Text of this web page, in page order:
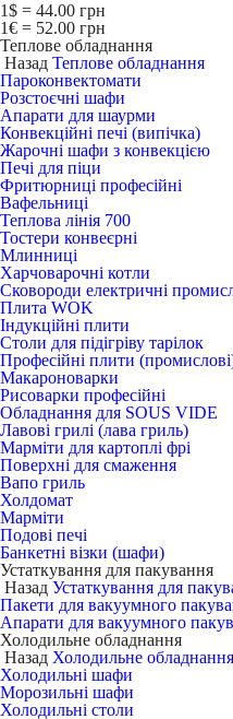
1$ = 44.00 грн
1€ = 52.00 грн
Теплове обладнання
Назад Теплове обладнання
Пароконвектомати
Розстоєчні шафи
Апарати для шаурми
Конвекційні печі (випічка)
Жарочні шафи з конвекцією
Печі для піци
Фритюрниці професійні
Вафельниці
Теплова лінія 700
Тостери конвеєрні
Млинниці
Харчоварочні котли
Сковороди електричні
Плита WOK
Індукційні плити
Столи для підігріву тарілок
Професійні плити
Макароноварки
Рисоварки професійні
Обладнання для SOUS VIDE
Лавові грилі (лава гриль)
Марміти для картоплі фрі
Поверхні для смаження
Вапо гриль
Холдомат
Марміти
Подові печі
Банкетні візки (шафи)
Устаткування для пакування
Назад Устаткування для
Пакети для вакуумного
Апарати для вакуумного
Холодильне обладнання
Назад Холодильне обладнання
Холодильні шафи
Морозильні шафи
Холодильні столи